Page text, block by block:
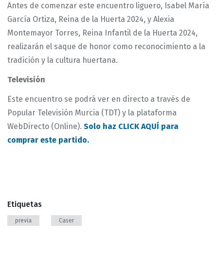
Antes de comenzar este encuentro liguero, Isabel María
García Ortiza, Reina de la Huerta 2024, y Alexia
Montemayor Torres, Reina Infantil de la Huerta 2024,
realizarán el saque de honor como reconocimiento a la
tradición y la cultura huertana.
Televisión
Este encuentro se podrá ver en directo a través de
Popular Televisión Murcia (TDT) y la plataforma
WebDirecto (Online). Solo haz CLICK AQUÍ para
comprar este partido.
Etiquetas
previa Caser